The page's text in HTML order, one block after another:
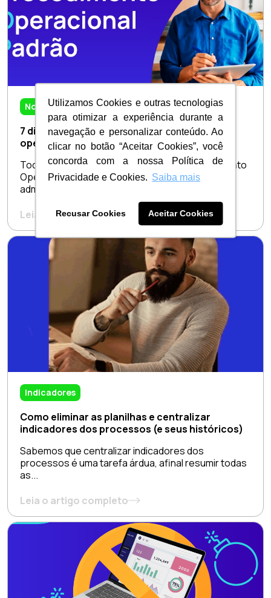
Utilizamos Cookies e outras tecnologias
para otimizar a experiência durante a
navegação e personalizar conteúdo. Ao
clicar no botão “Aceitar Cookies”, você
concorda com a nossa Política de
Privacidade e Cookies. Saiba mais
Recusar Cookies Aceitar Cookies
Notícias
7 dicas de como elaborar um procedimento
operacional padrão (POP)
Todos sabemos que o famoso POP (Procedimento
Operacional Padrão) é essencial na gestão
administrativa. De...
Leia o artigo completo
Indicadores
Como eliminar as planilhas e centralizar
indicadores dos processos (e seus históricos)
Sabemos que centralizar indicadores dos
processos é uma tarefa árdua, afinal resumir todas
as...
Leia o artigo completo